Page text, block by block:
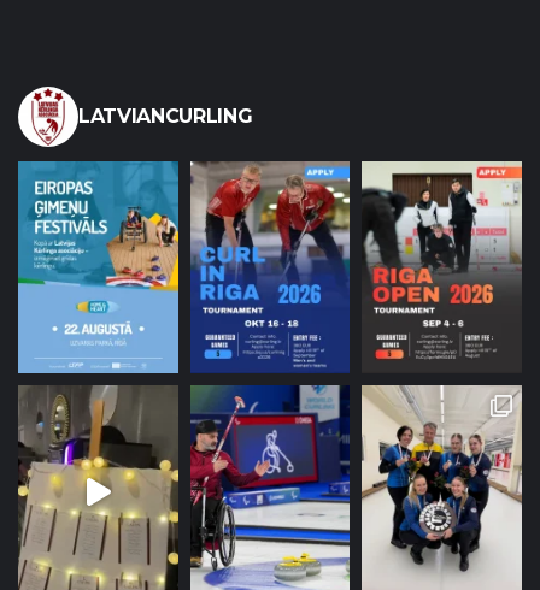
LATVIANCURLING